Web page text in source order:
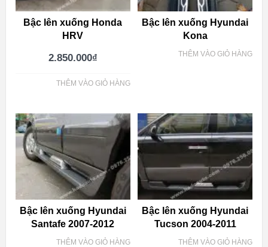
Bậc lên xuống Honda
HRV
2.850.000₫
THÊM VÀO GIỎ HÀNG
Bậc lên xuống Hyundai
Kona
THÊM VÀO GIỎ HÀNG
Bậc lên xuống Hyundai
Santafe 2007-2012
THÊM VÀO GIỎ HÀNG
Bậc lên xuống Hyundai
Tucson 2004-2011
THÊM VÀO GIỎ HÀNG